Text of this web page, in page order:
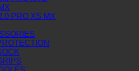
PRO XS MX